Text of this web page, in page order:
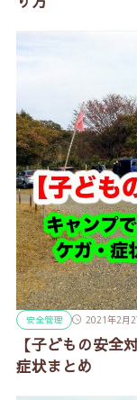
安全管理 2021年2月
【子どもの安全
症状まとめ